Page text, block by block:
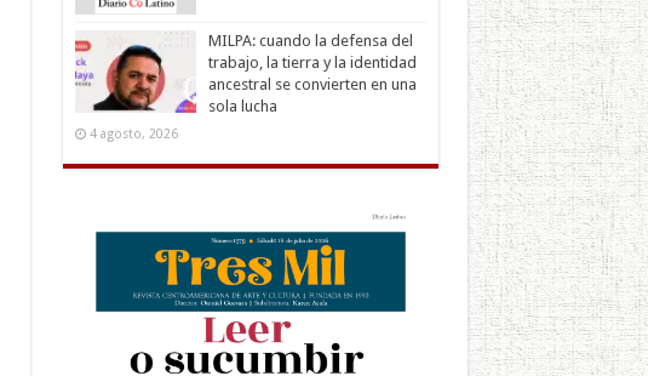
MILPA: cuando la defensa del
trabajo, la tierra y la identidad
ancestral se convierten en una
sola lucha
4 agosto, 2026